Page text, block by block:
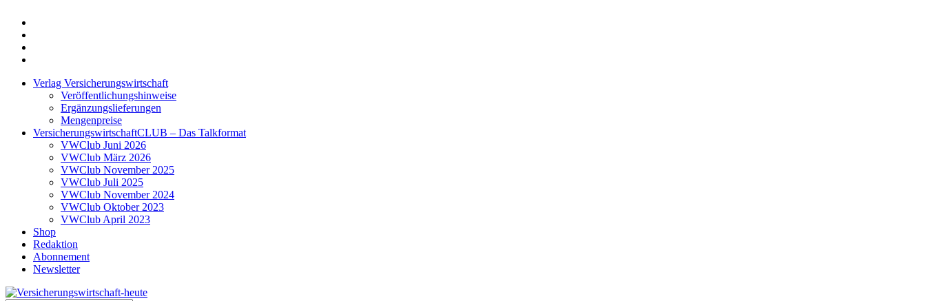
Verlag Versicherungswirtschaft
Veröffentlichungshinweise
Ergänzungslieferungen
Mengenpreise
VersicherungswirtschaftCLUB – Das Talkformat
VWClub Juni 2026
VWClub März 2026
VWClub November 2025
VWClub Juli 2025
VWClub November 2024
VWClub Oktober 2023
VWClub April 2023
Shop
Redaktion
Abonnement
Newsletter